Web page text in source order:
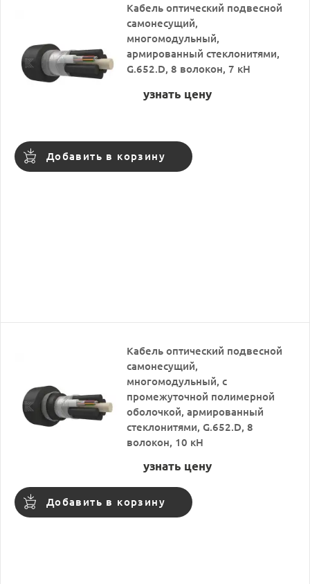
Кабель оптический подвесной
самонесущий,
многомодульный,
армированный стеклонитями,
G.652.D, 8 волокон, 7 кН
узнать цену
Добавить в корзину
Кабель оптический подвесной
самонесущий,
многомодульный, с
промежуточной полимерной
оболочкой, армированный
стеклонитями, G.652.D, 8
волокон, 10 кН
узнать цену
Добавить в корзину